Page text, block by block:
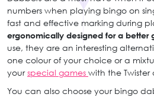
numbers when playing bingo on
fast and effective marking during
ergonomically designed for a better
use, they are an interesting
one colour of your choice or a
yourspecial games with the Twister
You can also choose your bingo